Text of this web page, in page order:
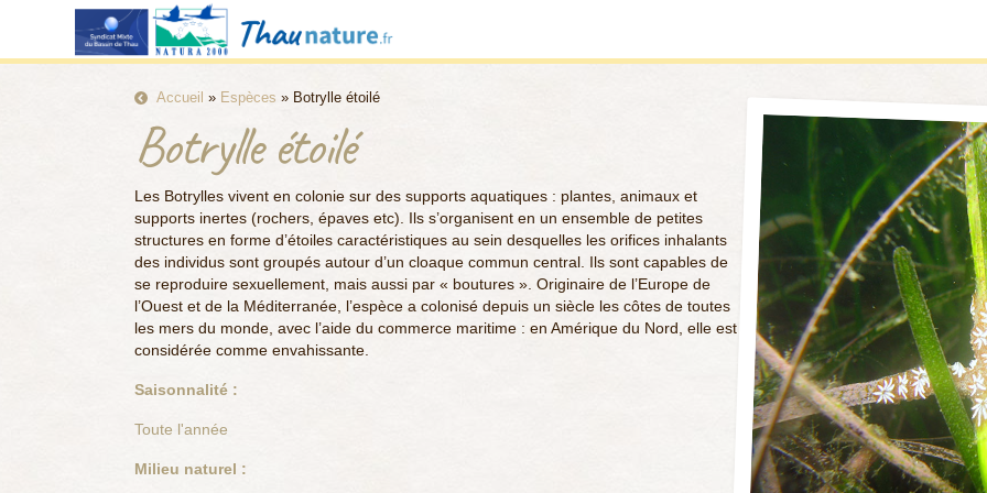
Accueil » Espèces » Botrylle étoilé
Botrylle étoilé
Les Botrylles vivent en colonie sur des supports aquatiques : plantes, animaux et
supports inertes (rochers, épaves etc). Ils s’organisent en un ensemble de petites
structures en forme d’étoiles caractéristiques au sein desquelles les orifices inhalants
des individus sont groupés autour d’un cloaque commun central. Ils sont capables de
se reproduire sexuellement, mais aussi par « boutures ». Originaire de l’Europe de
l’Ouest et de la Méditerranée, l’espèce a colonisé depuis un siècle les côtes de toutes
les mers du monde, avec l’aide du commerce maritime : en Amérique du Nord, elle est
considérée comme envahissante.
Saisonnalité :
Toute l'année
Milieu naturel :